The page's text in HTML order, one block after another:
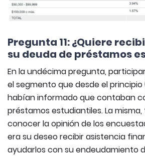
Pregunta 11: ¿Quiere
su deuda de préstamos
En la undécima pregunta,
el segmento que desde el principio
habían informado que contaban
préstamos estudiantiles. La
conocer la opinión de los
era su deseo recibir asistencia
ayudarlos con su endeudamiento